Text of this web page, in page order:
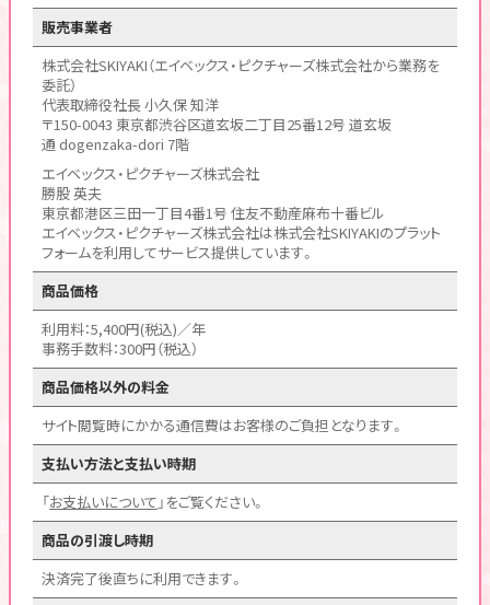
販売事業者
株式会社SKIYAKI（エイベックス・ピクチャーズ株式会社から業務を
委託）
代表取締役社長 小久保 知洋
〒150-0043 東京都渋谷区道玄坂二丁目25番12号 道玄坂
通 dogenzaka-dori 7階
エイベックス・ピクチャーズ株式会社
勝股 英夫
東京都港区三田一丁目4番1号 住友不動産麻布十番ビル
エイベックス・ピクチャーズ株式会社は株式会社SKIYAKIのプラット
フォームを利用してサービス提供しています。
商品価格
利用料：5,400円(税込)／年
事務手数料：300円（税込）
商品価格以外の料金
サイト閲覧時にかかる通信費はお客様のご負担となります。
支払い方法と支払い時期
「お支払いについて 」をご覧ください。
商品の引渡し時期
決済完了後直ちに利用できます。